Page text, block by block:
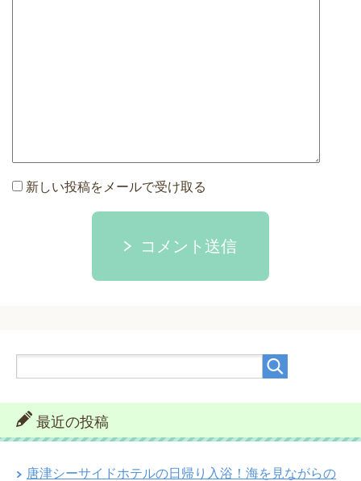
新しい投稿をメールで受け取る
コメント送信
最近の投稿
唐津シーサイドホテルの日帰り入浴！海を見ながらの